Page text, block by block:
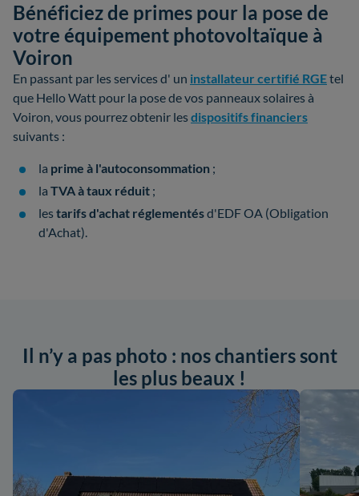
Bénéficiez de primes pour la pose de
votre équipement photovoltaïque à
Voiron
En passant par les services d' un installateur certifié RGEtel
que Hello Watt pour la pose de vos panneaux solaires à
Voiron, vous pourrez obtenir lesdispositifs financiers
suivants :
la prime à l'autoconsommation ;
la TVA à taux réduit ;
lestarifs d'achat réglementésd'EDF OA (Obligation
d'Achat).
Il n’y a pas photo : nos chantiers sont
les plus beaux !